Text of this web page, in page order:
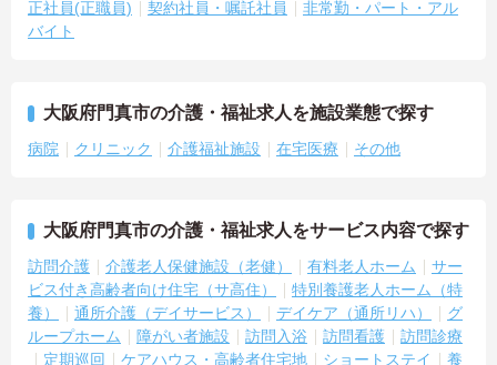
正社員(正職員) 契約社員・嘱託社員
非常勤・パート・アル
バイト
大阪府門真市の介護・福祉求人を施設業態で探す
病院 クリニック 介護福祉施設 在宅医療 その他
大阪府門真市の介護・福祉求人をサービス内容で探す
訪問介護 介護老人保健施設（老健） 有料老人ホーム
サー
ビス付き高齢者向け住宅（サ高住）
特別養護老人ホーム（特
養）
通所介護（デイサービス） デイケア（通所リハ）
グ
ループホーム
障がい者施設 訪問入浴 訪問看護
訪問診療
定期巡回
ケアハウス・高齢者住宅地 ショートステイ
養